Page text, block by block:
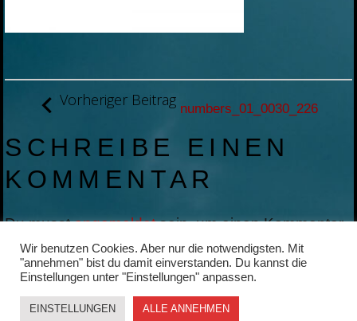
BEITRAGSNAVIGATION
Vorheriger Beitragnumbers_01_0030_226
SCHREIBE EINEN
KOMMENTAR
Du musstangemeldetsein, um einen Kommentar
abzugeben.
Wir benutzen Cookies. Aber nur die notwendigsten. Mit
"annehmen" bist du damit einverstanden. Du kannst die
Einstellungen unter "Einstellungen" anpassen.
EINSTELLUNGEN ALLE ANNEHMEN